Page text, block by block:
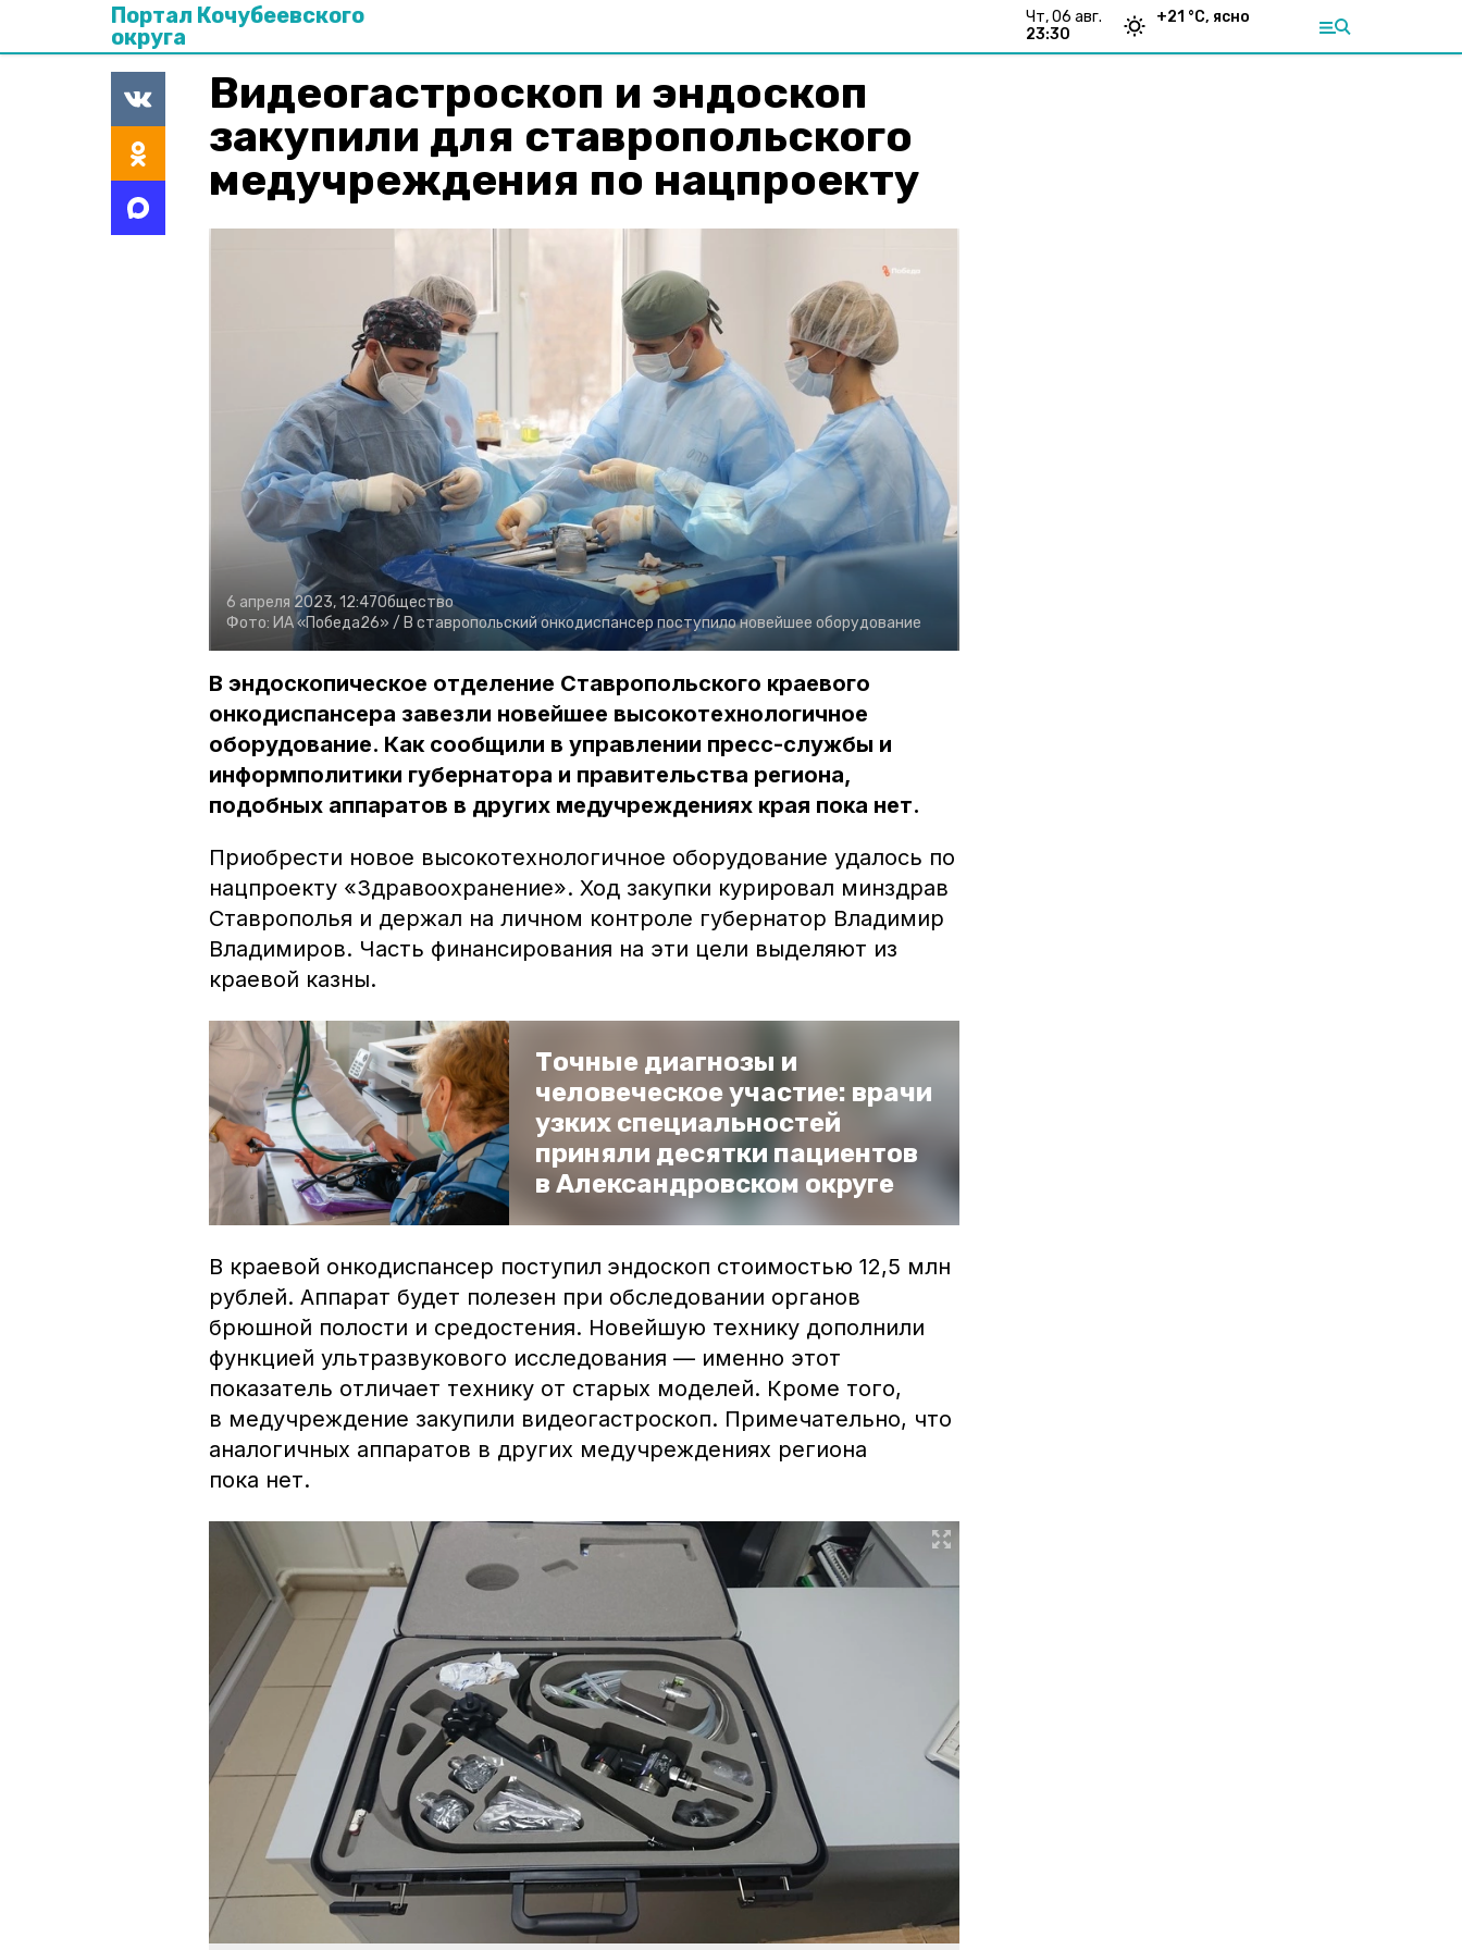
Портал Кочубеевского
округа
чт, 06 авг.
23:30
+21 °С, ясно
Видеогастроскоп и эндоскоп
закупили для ставропольского
медучреждения по нацпроекту
6 апреля 2023, 12:47Общество
Фото: ИА «Победа26» / В ставропольский онкодиспансер поступило новейшее оборудование
В эндоскопическое отделение Ставропольского краевого
онкодиспансера завезли новейшее высокотехнологичное
оборудование. Как сообщили в управлении пресс-службы и
информполитики губернатора и правительства региона,
подобных аппаратов в других медучреждениях края пока нет.
Приобрести новое высокотехнологичное оборудование удалось по
нацпроекту «Здравоохранение». Ход закупки курировал минздрав
Ставрополья и держал на личном контроле губернатор Владимир
Владимиров. Часть финансирования на эти цели выделяют из
краевой казны.
Точные диагнозы и
человеческое участие: врачи
узких специальностей
приняли десятки пациентов
в Александровском округе
В краевой онкодиспансер поступил эндоскоп стоимостью 12,5 млн
рублей. Аппарат будет полезен при обследовании органов
брюшной полости и средостения. Новейшую технику дополнили
функцией ультразвукового исследования — именно этот
показатель отличает технику от старых моделей. Кроме того,
в медучреждение закупили видеогастроскоп. Примечательно, что
аналогичных аппаратов в других медучреждениях региона
пока нет.